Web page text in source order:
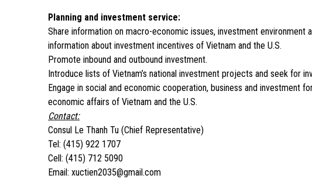
Planning and investment service:
Share information on macro-economic issues, investment environment
information about investment incentives of Vietnam and the U.S.
Promote inbound and outbound investment.
Introduce lists of Vietnam’s national investment projects and seek for
Engage in social and economic cooperation, business and investment
economic affairs of Vietnam and the U.S.
Contact:
Consul Le Thanh Tu (Chief Representative)
Tel: (415) 922 1707
Cell: (415) 712 5090
Email: xuctien2035@gmail.com